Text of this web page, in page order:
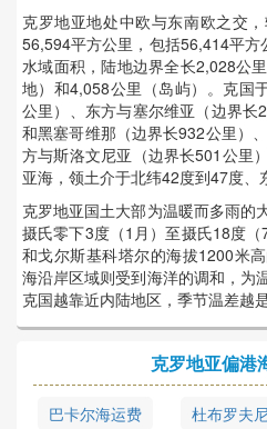
克罗地亚地处中欧与东南欧之交
56,594平方公里，包括56,414平
水域面积，陆地边界全长2,028公
地）和4,058公里（岛屿）。克国
公里）、东方与塞尔维亚（边界长
和黑塞哥维那（边界长932公里）
方与斯洛文尼亚（边界长501公里
亚海，领土介于北纬42度到47度、
克罗地亚国土大部为温暖而多雨的
摄氏零下3度（1月）至摄氏18度
和戈尔斯基科塔尔的海拔1200米
海沿岸区域则受到海洋的调和，为
克国越靠近内陆地区，季节温差越是
克罗地亚偏港
巴卡尔海运费
杜布罗夫